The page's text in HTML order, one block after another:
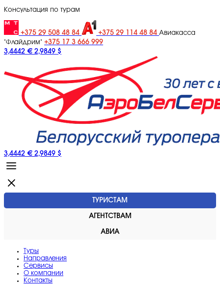
Консультация по турам
+375 29 508 48 84 +375 29 114 48 84 Авиакасса
"Флайдрим" +375 17 3 666 999
3,4442 € 2,9849 $
3,4442 € 2,9849 $
ТУРИСТАМ
АГЕНТСТВАМ
АВИА
Туры
Направления
Сервисы
O компании
Контакты